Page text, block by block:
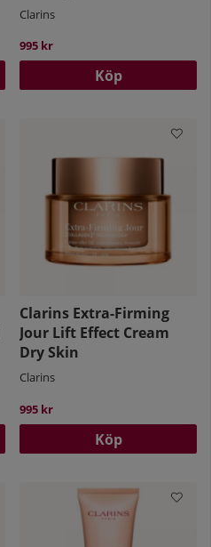
Clarins
995 kr
Köp
Clarins Extra-Firming
Jour Lift Effect Cream
Dry Skin
Clarins
995 kr
Köp